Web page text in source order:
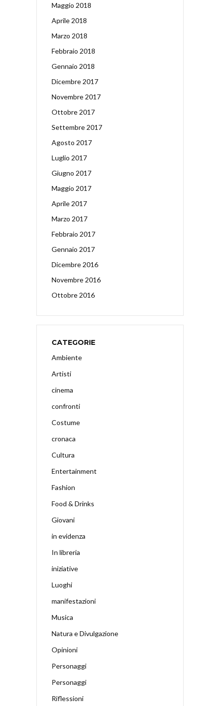
Maggio 2018
Aprile 2018
Marzo 2018
Febbraio 2018
Gennaio 2018
Dicembre 2017
Novembre 2017
Ottobre 2017
Settembre 2017
Agosto 2017
Luglio 2017
Giugno 2017
Maggio 2017
Aprile 2017
Marzo 2017
Febbraio 2017
Gennaio 2017
Dicembre 2016
Novembre 2016
Ottobre 2016
CATEGORIE
Ambiente
Artisti
cinema
confronti
Costume
cronaca
Cultura
Entertainment
Fashion
Food & Drinks
Giovani
in evidenza
In libreria
iniziative
Luoghi
manifestazioni
Musica
Natura e Divulgazione
Opinioni
Personaggi
Personaggi
Riflessioni